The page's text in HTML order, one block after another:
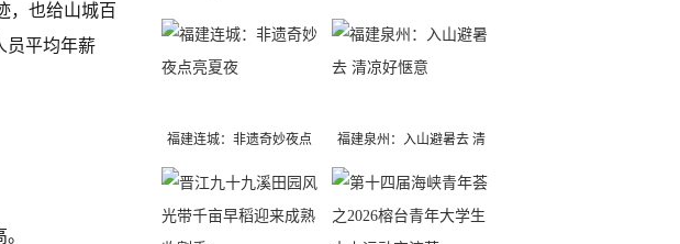
，也给山城百
员平均年薪
福建连城：非遗奇妙夜点
亮夏夜
福建泉州：入山避暑去 清
凉好惬意